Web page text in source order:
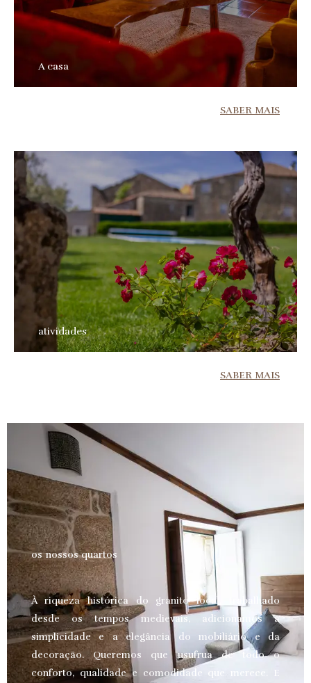
A casa
SABER MAIS
atividades
SABER MAIS
os nossos quartos
À riqueza histórica do granito local, trabalhado
desde os tempos medievais, adicionamos a
simplicidade e a elegância do mobiliário e da
decoração. Queremos que usufrua de todo o
conforto, qualidade e comodidade que merece.
E